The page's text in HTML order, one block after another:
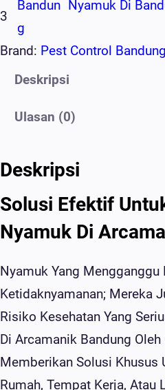
3
Bandun
G
Nyamuk Di
Brand: Pest Control Bandung
Deskripsi
Ulasan (0)
Deskripsi
Solusi Efektif
Nyamuk Di
Nyamuk Yang Mengganggu
Ketidaknyamanan; Mereka
Risiko Kesehatan Yang
Di Arcamanik Bandung
Memberikan Solusi Khusus
Rumah, Tempat Kerja, Atau